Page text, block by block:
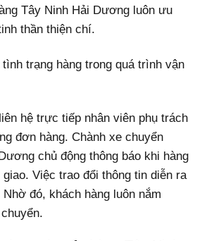
Tây Ninh Hải Dương luôn ưu
thần thiện chí.
tình trạng hàng trong quá trình vận
hệ trực tiếp nhân viên phụ trách
đơn hàng. Chành xe chuyển
chủ động thông báo khi hàng
Việc trao đổi thông tin diễn ra
đó, khách hàng luôn nắm